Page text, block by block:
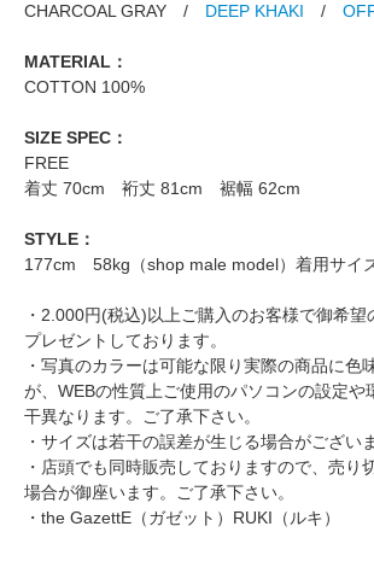
CHARCOAL GRAY / DEEP KHAKI /
MATERIAL：
COTTON 100%
SIZE SPEC：
FREE
着丈 70cm 裄丈 81cm 裾幅 62cm
STYLE：
177cm 58kg（shop male model）着用サイ
・2.000円(税込)以上ご購入のお客様で御希望
プレゼントしております。
・写真のカラーは可能な限り実際の商品に色
が、WEBの性質上ご使用のパソコンの設定や
干異なります。ご了承下さい。
・サイズは若干の誤差が生じる場合がござい
・店頭でも同時販売しておりますので、売り
場合が御座います。ご了承下さい。
・the GazettE（ガゼット）RUKI（ルキ）